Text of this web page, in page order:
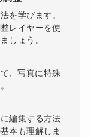
を学びます。
レイヤーを使
しょう。
、写真に特殊
編集する方法
本も理解しま